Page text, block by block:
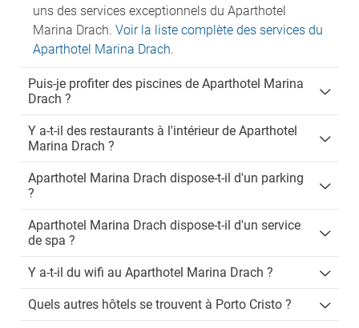
uns des services exceptionnels du Aparthotel
Marina Drach. Voir la liste complète des services du
Aparthotel Marina Drach.
Puis-je profiter des piscines de Aparthotel Marina
Drach ?
Y a-t-il des restaurants à l'intérieur de Aparthotel
Marina Drach ?
Aparthotel Marina Drach dispose-t-il d'un parking
?
Aparthotel Marina Drach dispose-t-il d'un service
de spa ?
Y a-t-il du wifi au Aparthotel Marina Drach ?
Quels autres hôtels se trouvent à Porto Cristo ?